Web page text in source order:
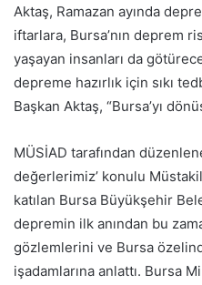
Aktaş, Ramazan ayında
iftarlara, Bursa’nın deprem
yaşayan insanları da
depreme hazırlık için sıkı
Başkan Aktaş, “Bursa’yı
MÜSİAD tarafından
değerlerimiz’ konulu
katılan Bursa Büyükşehir
depremin ilk anından bu
gözlemlerini ve Bursa
işadamlarına anlattı. Bursa